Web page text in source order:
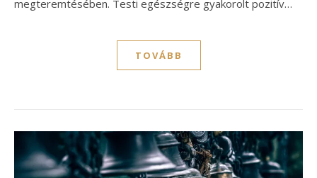
megteremtésében. Testi egészségre gyakorolt pozitív…
TOVÁBB